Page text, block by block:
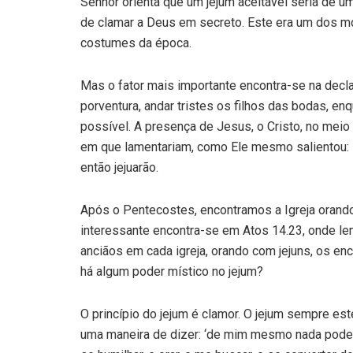
de clamar a Deus em secreto. Este era um dos
costumes da época.
Mas o fator mais importante encontra-se na
porventura, andar tristes os filhos das bodas,
possível. A presença de Jesus, o Cristo, no
em que lamen­tariam, como Ele mesmo
então jejuarão.
Após o Pentecostes, encontramos a Igreja
interessante encontra-se em Atos 14.23, onde
anciãos em cada igreja, orando com jejuns, os
há algum poder místico no jejum?
O princípio do jejum é clamor. O jejum sempre
uma maneira de dizer: ‘de mim mesmo nada